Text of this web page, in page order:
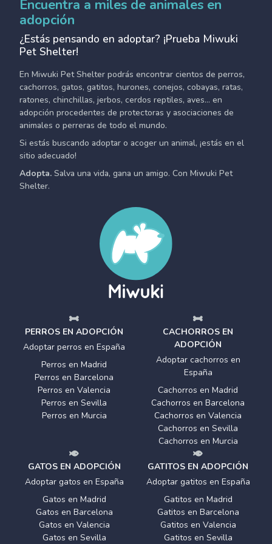
Encuentra a miles de animales en
adopción
¿Estás pensando en adoptar? ¡Prueba Miwuki
Pet Shelter!
En Miwuki Pet Shelter podrás encontrar cientos de perros,
cachorros, gatos, gatitos, hurones, conejos, cobayas, ratas,
ratones, chinchillas, jerbos, cerdos reptiles, aves... en
adopción procedentes de protectoras y asociaciones de
animales o perreras de todo el mundo.
Si estás buscando adoptar o acoger un animal, ¡estás en el
sitio adecuado!
Adopta. Salva una vida, gana un amigo. Con Miwuki Pet
Shelter.
PERROS EN ADOPCIÓN
Adoptar perros en España
Perros en Madrid
Perros en Barcelona
Perros en Valencia
Perros en Sevilla
Perros en Murcia
CACHORROS EN
ADOPCIÓN
Adoptar cachorros en
España
Cachorros en Madrid
Cachorros en Barcelona
Cachorros en Valencia
Cachorros en Sevilla
Cachorros en Murcia
GATOS EN ADOPCIÓN
Adoptar gatos en España
Gatos en Madrid
Gatos en Barcelona
Gatos en Valencia
Gatos en Sevilla
GATITOS EN ADOPCIÓN
Adoptar gatitos en España
Gatitos en Madrid
Gatitos en Barcelona
Gatitos en Valencia
Gatitos en Sevilla